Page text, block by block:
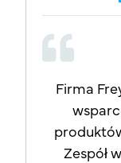
jako
Firma
Zespół